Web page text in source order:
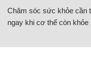
Chăm sóc sức khỏe cần
ngay khi cơ thể còn khỏe